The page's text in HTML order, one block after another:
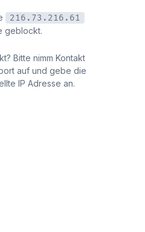
216.73.216.61
geblockt.
Bitte nimm Kontakt
auf und gebe die
IP Adresse an.